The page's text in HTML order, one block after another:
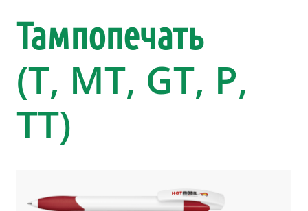
Тампопечать
(T, MT, GT, P,
TT)